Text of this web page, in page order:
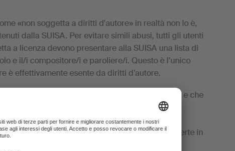
«non soggetta a diritti d'autore» in realtà non lo è,
dalla SUISA. Per evitare simili abusi, tutti gli utenti
a licenza devono presentare alla SUISA una lista di
e il/i compositore/i e paroliere/i. Questo è l’unico
è effettivamente esente da diritti d’autore.
la SUISA amministra insieme ai diritti d'autore e che
possono per legge essere amministrati da
supporti sonori o audiovisivi disponibili in
come non soggette a licenza che sono offerte in
considerate «disponibili in commercio».